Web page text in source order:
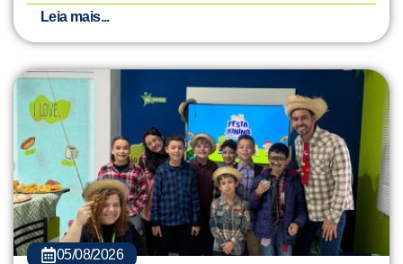
Leia mais...
05/08/2026